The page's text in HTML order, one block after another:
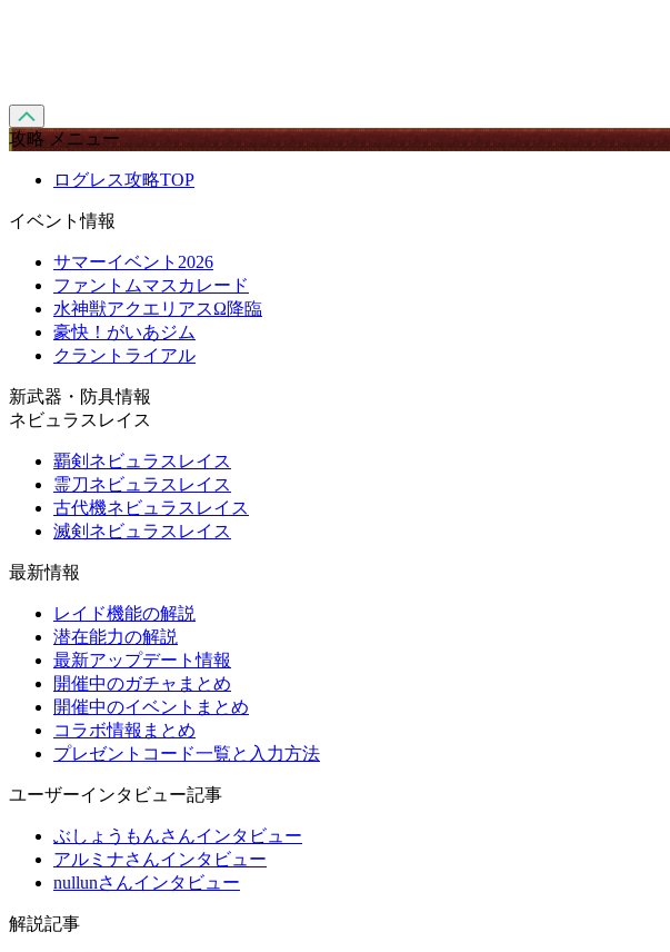
攻略 メニュー
ログレス攻略TOP
イベント情報
サマーイベント2026
ファントムマスカレード
水神獣アクエリアスΩ降臨
豪快！がいあジム
クラントライアル
新武器・防具情報
ネビュラスレイス
覇剣ネビュラスレイス
霊刀ネビュラスレイス
古代機ネビュラスレイス
滅剣ネビュラスレイス
最新情報
レイド機能の解説
潜在能力の解説
最新アップデート情報
開催中のガチャまとめ
開催中のイベントまとめ
コラボ情報まとめ
プレゼントコード一覧と入力方法
ユーザーインタビュー記事
ぶしょうもんさんインタビュー
アルミナさんインタビュー
nullunさんインタビュー
解説記事